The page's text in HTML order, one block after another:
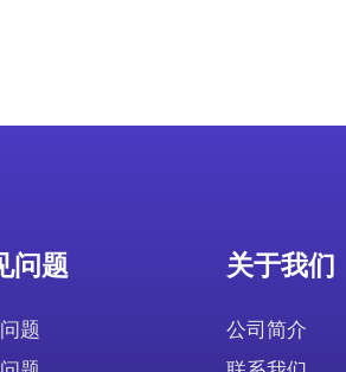
问题
题
关于我们
公司简介